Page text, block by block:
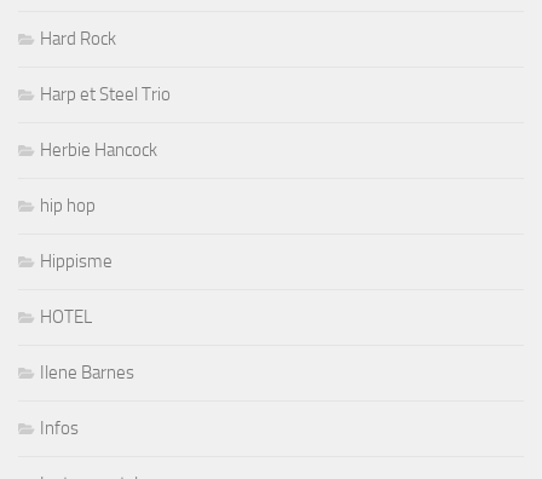
Hard Rock
Harp et Steel Trio
Herbie Hancock
hip hop
Hippisme
HOTEL
Ilene Barnes
Infos